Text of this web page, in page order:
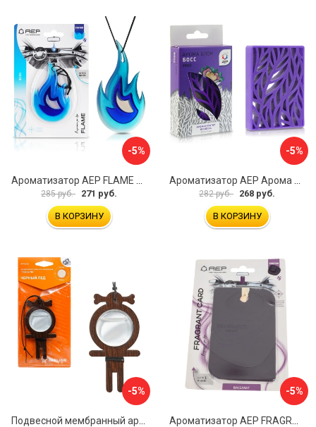
-5%
Ароматизатор АЕР FLAME Boss А 4901
285 руб. 271 руб.
В КОРЗИНУ
-5%
Ароматизатор АЕР Арома Блок MINI А 4105
282 руб. 268 руб.
В КОРЗИНУ
-5% -5%